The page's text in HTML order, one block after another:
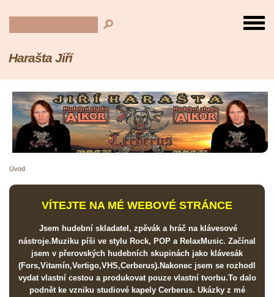
Harašta Jiří
Úvod
VÍTEJTE NA MÉ WEBOVÉ STRÁNCE
Jsem hudební skladatel, zpěvák a hráč na klávesové
nástroje.Muziku píši ve stylu Rock, POP a RelaxMusic. Začínal
jsem v přerovských hudebních skupinách jako klávesák
(Fors,Vitamín,Vertigo,VHS,Cerberus).Nakonec jsem se rozhodl
vydat vlastní cestou a produkovat pouze vlastní tvorbu.To dalo
podnět ke vzniku studiové kapely Cerberus. Ukázky z mé